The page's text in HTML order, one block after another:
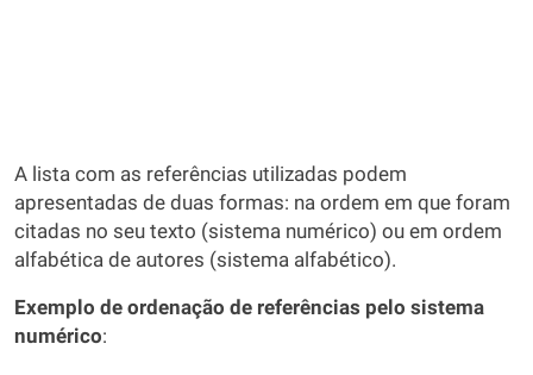
A lista com as referências utilizadas podem
apresentadas de duas formas: na ordem em que foram
citadas no seu texto (sistema numérico) ou em ordem
alfabética de autores (sistema alfabético).
Exemplo de ordenação de referências pelo sistema
numérico: